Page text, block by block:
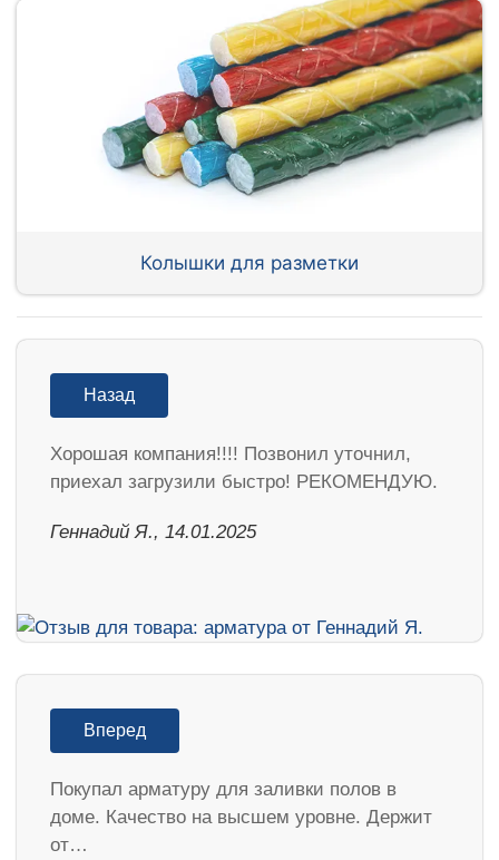
Колышки для разметки
Назад
Хорошая компания!!!! Позвонил уточнил,
приехал загрузили быстро! РЕКОМЕНДУЮ.
Геннадий Я., 14.01.2025
Вперед
Покупал арматуру для заливки полов в
доме. Качество на высшем уровне. Держит
от…